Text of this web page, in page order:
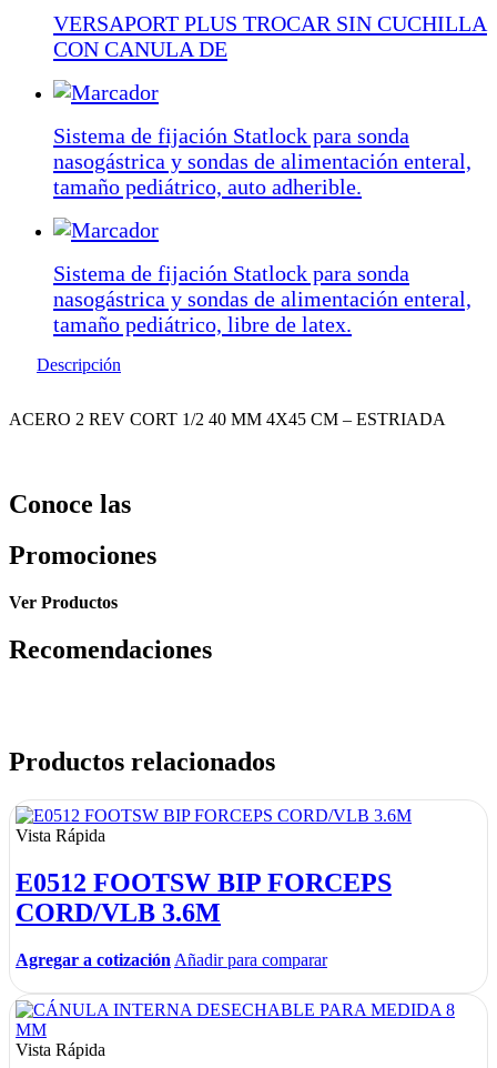
VERSAPORT PLUS TROCAR SIN CUCHILLA
CON CANULA DE
Sistema de fijación Statlock para sonda
nasogástrica y sondas de alimentación enteral,
tamaño pediátrico, auto adherible.
Sistema de fijación Statlock para sonda
nasogástrica y sondas de alimentación enteral,
tamaño pediátrico, libre de latex.
Descripción
ACERO 2 REV CORT 1/2 40 MM 4X45 CM – ESTRIADA
Conoce las
Promociones
Ver Productos
Recomendaciones
Productos relacionados
Vista Rápida
E0512 FOOTSW BIP FORCEPS
CORD/VLB 3.6M
Agregar a cotización Añadir para comparar
Vista Rápida